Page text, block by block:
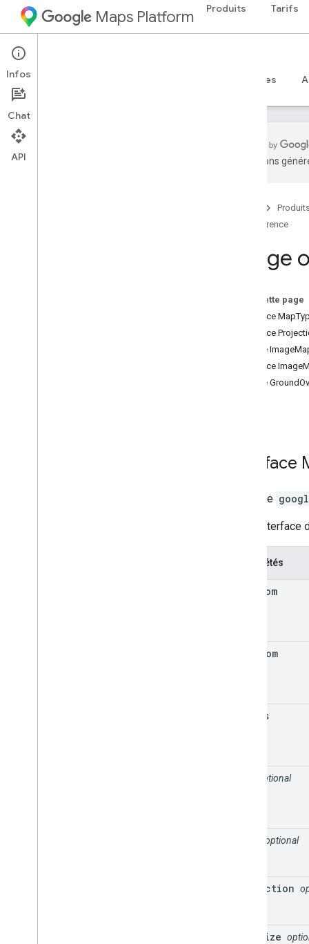
Maps Platform Produits Tarifs
Web
Guides
Ressources
traductions
Référence
Image
Sur cette page
Interface
Interface
Classe
Interface
Classe
Interface
Interface
Cette
Propriétés
Zoom
Zoom
radius
optional
optional
projection
Size
Infos
Chat
API